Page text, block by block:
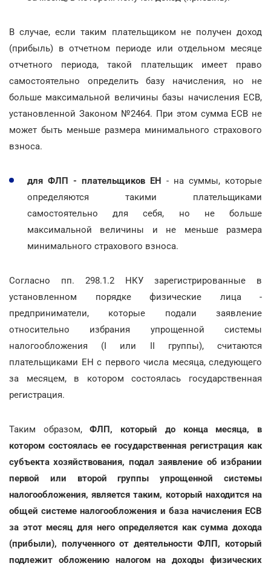
В случае, если таким плательщиком не получен доход
(прибыль) в отчетном периоде или отдельном месяце
отчетного периода, такой плательщик имеет право
самостоятельно определить базу начисления, но не
больше максимальной величины базы начисления ЕСВ,
установленной Законом №2464. При этом сумма ЕСВ не
может быть меньше размера минимального страхового
взноса.
для ФЛП - плательщиков ЕН - на суммы, которые
определяются такими плательщиками
самостоятельно для себя, но не больше
максимальной величины и не меньше размера
минимального страхового взноса.
Согласно пп. 298.1.2 НКУ зарегистрированные в
установленном порядке физические лица -
предприниматели, которые подали заявление
относительно избрания упрощенной системы
налогообложения (I или II группы), считаются
плательщиками ЕН с первого числа месяца, следующего
за месяцем, в котором состоялась государственная
регистрация.
Таким образом,ФЛП, который до конца месяца, в
котором состоялась ее государственная регистрация как
субъекта хозяйствования, подал заявление об избрании
первой или второй группы упрощенной системы
налогообложения, является таким, который находится на
общей системе налогообложения и база начисления ЕCВ
за этот месяц для него определяется как сумма дохода
(прибыли), полученного от деятельности ФЛП, который
подлежит обложению налогом на доходы физических